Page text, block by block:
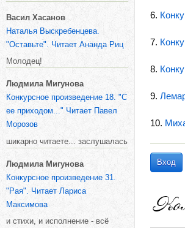
Васил Хасанов
Наталья Выскребенцева.
"Оставьте". Читает Ананда Риц
Молодец!
Людмила Мигунова
Конкурсное произведение 18. "С
ее приходом..." Читает Павел
Морозов
шикарно читаете... заслушалась
Людмила Мигунова
Конкурсное произведение 31.
"Рая". Читает Лариса
Максимова
и стихи, и исполнение - всё
6.
7.
8.
9.
10.
Вход